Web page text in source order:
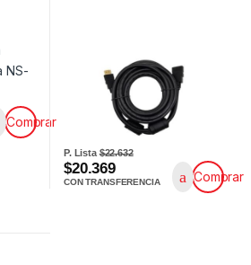
Comprar
P. Lista$22.632
$20.369
CON TRANSFERENCIA Comprar